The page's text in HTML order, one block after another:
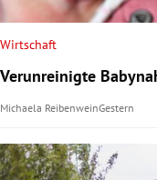
Wirtschaft
Verunreinigte
Michaela ReibenweinGestern